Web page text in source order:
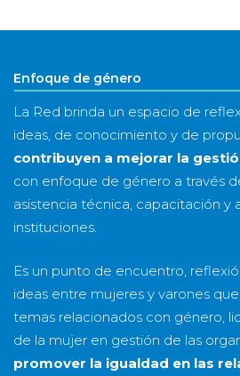
año
Enfoque de género
La Red brinda un espacio de
ideas, de conocimiento y de
contribuyen a mejorar la
con enfoque de género a través
asistencia técnica, capacitación y
instituciones.
Es un punto de encuentro,
ideas entre mujeres y varones
temas relacionados con género,
de la mujer en gestión de las
promover la igualdad en las